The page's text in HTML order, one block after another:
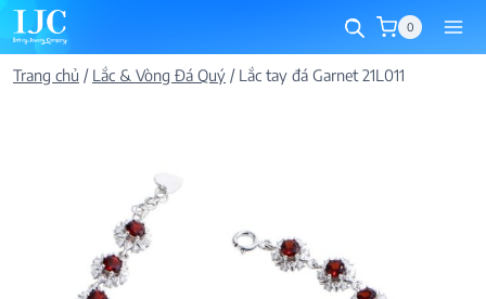
Skip
to
content
0
Trang chủ / Lắc & Vòng Đá Quý / Lắc tay đá Garnet 21L011